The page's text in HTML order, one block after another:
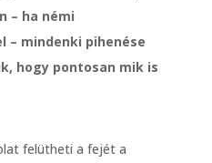
– ha némi
– mindenki pihenése
hogy pontosan mik is
felütheti a fejét a